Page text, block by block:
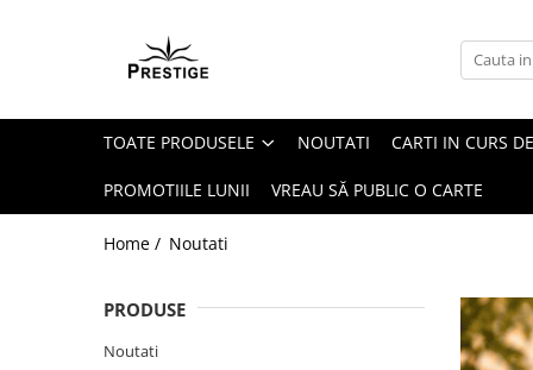
Toate Produsele
Pachete Speciale Carti
Spiritualitate - Ezoterism
AngelConnection
Chiromantie
TOATE PRODUSELE NOUTATI CARTI IN CURS
PROMOTIILE LUNII VREAU SĂ PUBLIC O CARTE
Home / Noutati
PRODUSE
Noutati